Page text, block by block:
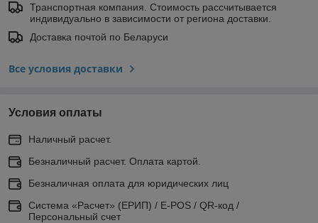
Транспортная компания. Стоимость рассчитывается
индивидуально в зависимости от региона доставки.
Доставка почтой по Беларуси
Все условия доставки
Условия оплаты
Наличный расчет.
Безналичный расчет. Оплата картой.
Безналичная оплата для юридических лиц
Система «Расчет» (ЕРИП) / E-POS / QR-код /
Персональный счет